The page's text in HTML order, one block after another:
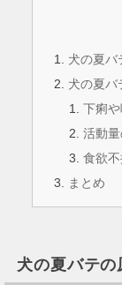
犬の夏バ
犬の夏バ
下痢
活動
食欲不
まとめ
犬の夏バテの